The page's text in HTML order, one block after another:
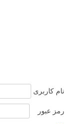
نام کاربری
رمز عبور